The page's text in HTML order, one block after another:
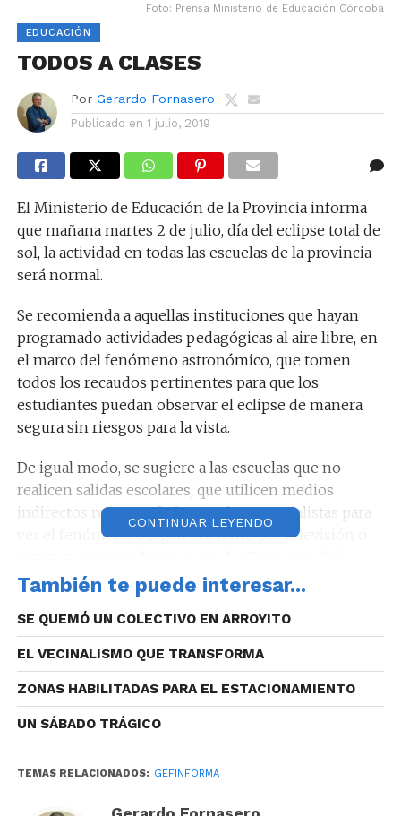
Foto: Prensa Ministerio de Educación Córdoba
EDUCACIÓN
TODOS A CLASES
Por Gerardo Fornasero
Publicado en 1 julio, 2019
El Ministerio de Educación de la Provincia informa
que mañana martes 2 de julio, día del eclipse total de
sol, la actividad en todas las escuelas de la provincia
será normal.
Se recomienda a aquellas instituciones que hayan
programado actividades pedagógicas al aire libre, en
el marco del fenómeno astronómico, que tomen
todos los recaudos pertinentes para que los
estudiantes puedan observar el eclipse de manera
segura sin riesgos para la vista.
De igual modo, se sugiere a las escuelas que no
realicen salidas escolares, que utilicen medios
indirectos recomendados por los especialistas para
ver el fenómeno o sigan el evento por televisión o
Provincia.
Tutorial Cámara
Oscura:http://bit.ly/TutorialCámaraOscura
CONTINUAR LEYENDO
También te puede interesar...
SE QUEMÓ UN COLECTIVO EN ARROYITO
EL VECINALISMO QUE TRANSFORMA
ZONAS HABILITADAS PARA EL ESTACIONAMIENTO
UN SÁBADO TRÁGICO
TEMAS RELACIONADOS: GEFINFORMA